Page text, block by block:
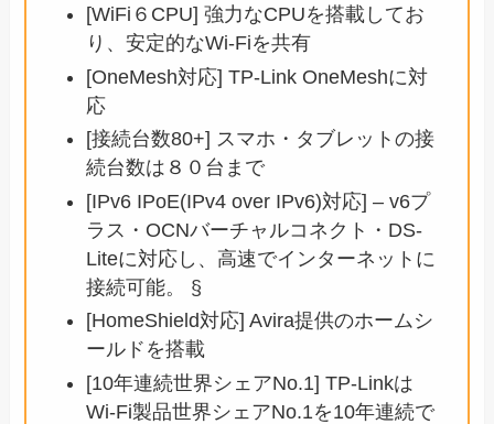
[WiFi６CPU] 強力なCPUを搭載してお
り、安定的なWi-Fiを共有
[OneMesh対応] TP-Link OneMeshに対
応
[接続台数80+] スマホ・タブレットの接
続台数は８０台まで
[IPv6 IPoE(IPv4 over IPv6)対応] – v6プ
ラス・OCNバーチャルコネクト・DS-
Liteに対応し、高速でインターネットに
接続可能。 §
[HomeShield対応] Avira提供のホームシ
ールドを搭載
[10年連続世界シェアNo.1] TP-Linkは
Wi-Fi製品世界シェアNo.1を10年連続で